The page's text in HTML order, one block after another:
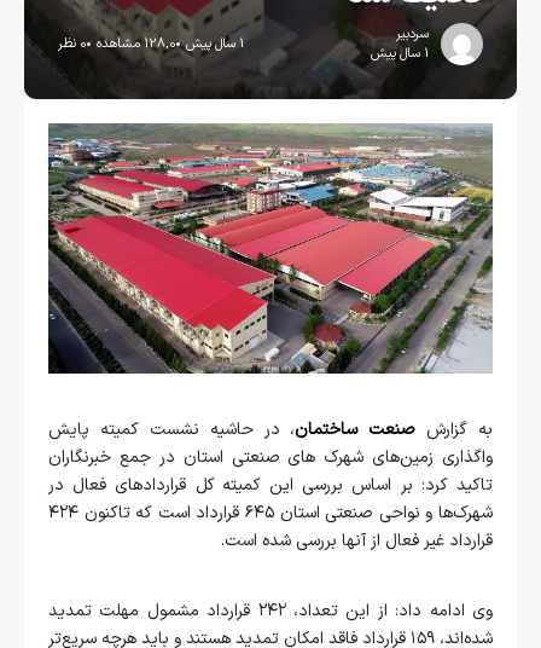
سردبیر
1 سال پیش
1 سال پیش 128,0 مشاهده 0 نظر
به گزارش صنعت ساختمان، در حاشیه نشست کمیته پایش
واگذاری زمین‌های شهرک های صنعتی استان در جمع خبرنگاران
تاکید کرد: بر اساس بررسی این کمیته کل قراردادهای فعال در
شهرک‌ها و نواحی صنعتی استان ۶۴۵ قرارداد است که تاکنون ۴۲۴
قرارداد غیر فعال از آنها بررسی شده است.
وی ادامه داد: از این تعداد، ۲۴۲ قرارداد مشمول مهلت تمدید
شده‌اند، ۱۵۹ قرارداد فاقد امکان تمدید هستند و باید هرچه سریع‌تر